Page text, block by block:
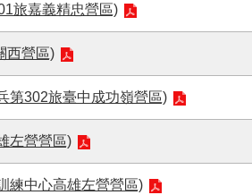
旅嘉義精忠營區)
西營區)
第302旅臺中成功嶺營區)
左營營區)
練中心高雄左營營區)